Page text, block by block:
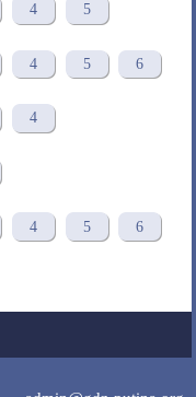
4 5
4 5 6
4
4 5 6